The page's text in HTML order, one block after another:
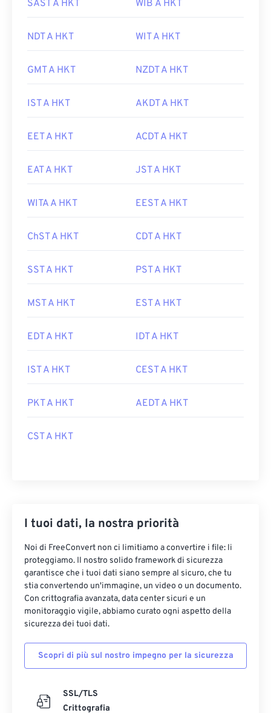
SAST A HKT WIB A HKT
NDT A HKT WIT A HKT
GMT A HKT NZDT A HKT
IST A HKT AKDT A HKT
EET A HKT ACDT A HKT
EAT A HKT JST A HKT
WITA A HKT EEST A HKT
ChST A HKT CDT A HKT
SST A HKT PST A HKT
MST A HKT EST A HKT
EDT A HKT IDT A HKT
IST A HKT CEST A HKT
PKT A HKT AEDT A HKT
CST A HKT
I tuoi dati, la nostra priorità
Noi di FreeConvert non ci limitiamo a convertire i file: li
proteggiamo. Il nostro solido framework di sicurezza
garantisce che i tuoi dati siano sempre al sicuro, che tu
stia convertendo un'immagine, un video o un documento.
Con crittografia avanzata, data center sicuri e un
monitoraggio vigile, abbiamo curato ogni aspetto della
sicurezza dei tuoi dati.
Scopri di più sul nostro impegno per la sicurezza
SSL/TLS
Crittografia